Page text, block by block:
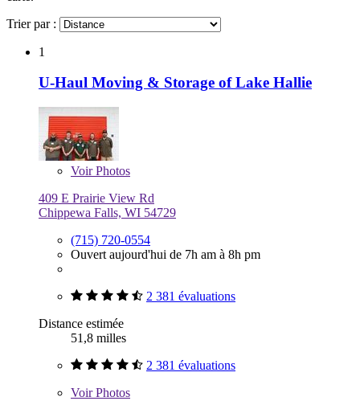
Trier par :
1
U-Haul Moving & Storage of Lake Hallie
VoirPhotos
409 E Prairie View Rd
Chippewa Falls, WI 54729
(715) 720-0554
Ouvert aujourd'hui de 7h am à 8h pm
2 381 évaluations
Distance estimée
51,8 milles
2 381 évaluations
VoirPhotos